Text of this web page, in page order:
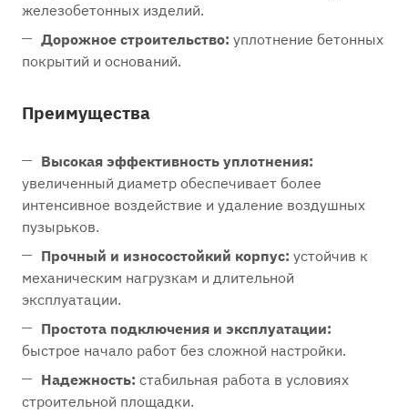
железобетонных изделий.
Дорожное строительство: уплотнение бетонных
покрытий и оснований.
Преимущества
Высокая эффективность уплотнения:
увеличенный диаметр обеспечивает более
интенсивное воздействие и удаление воздушных
пузырьков.
Прочный и износостойкий корпус: устойчив к
механическим нагрузкам и длительной
эксплуатации.
Простота подключения и эксплуатации:
быстрое начало работ без сложной настройки.
Надежность: стабильная работа в условиях
строительной площадки.